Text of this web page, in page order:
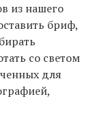
из нашего
бриф,
со светом
для